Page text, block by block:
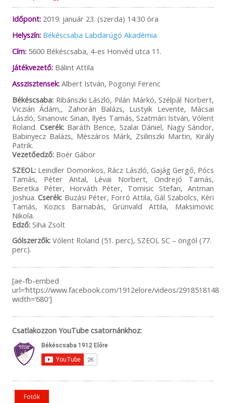
Időpont:2019. január 23. (szerda) 14:30 óra
Helyszín: Békéscsaba Labdarúgó Akadémia
Cím:5600 Békéscsaba, 4-es Honvéd utca 11.
Játékvezető:Bálint Attila
Asszisztensek:Albert István, Pogonyi Ferenc
Békéscsaba:Ribánszki László, Pilán Márkó, Szélpál Norbert,
Viczián Ádám,, Zahorán Balázs, Lustyik Levente, Mácsai
László, Sinanovic Sinan, Ilyés Tamás, Szatmári István, Vólent
Roland.Cserék: Baráth Bence, Szalai Dániel, Nagy Sándor,
Babinyecz Balázs, Mészáros Márk, Zsilinszki Martin, Király
Patrik.
Vezetőedző:Boér Gábor
SZEOL:Leindler Domonkos, Rácz László, Gajág Gergő, Pócs
Tamás, Péter Antal, Lévai Norbert, Ondrejó Tamás,
Beretka Péter, Horváth Péter, Tomisic Stefan, Antman
Joshua.Cserék: Buzási Péter, Forró Attila, Gál Szabolcs, Kéri
Tamás, Kozics Barnabás, Grünvald Attila, Maksimovic
Nikola.
Edző:Siha Zsolt
Gólszerzők:Vólent Roland (51. perc), SZEOL SC – öngól (77.
perc).
[ae-fb-embed
url=’https://www.facebook.com/1912elore/videos/
width=’680′]
Csatlakozzon YouTube csatornánkhoz:
Fotók